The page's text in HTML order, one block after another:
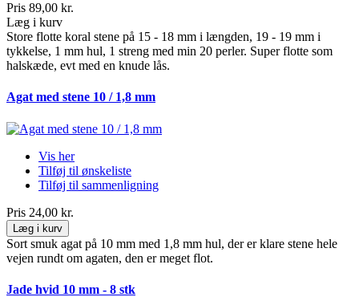
Pris 89,00 kr.
Læg i kurv
Store flotte koral stene på 15 - 18 mm i længden, 19 - 19 mm i
tykkelse, 1 mm hul, 1 streng med min 20 perler. Super flotte som
halskæde, evt med en knude lås.
Agat med stene 10 / 1,8 mm
Vis her
Tilføj til ønskeliste
Tilføj til sammenligning
Pris 24,00 kr.
Læg i kurv
Sort smuk agat på 10 mm med 1,8 mm hul, der er klare stene hele
vejen rundt om agaten, den er meget flot.
Jade hvid 10 mm - 8 stk